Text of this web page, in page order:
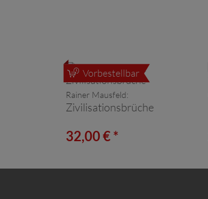
Vorbestellbar
Rainer Mausfeld:
Zivilisationsbrüche
32,00 € *